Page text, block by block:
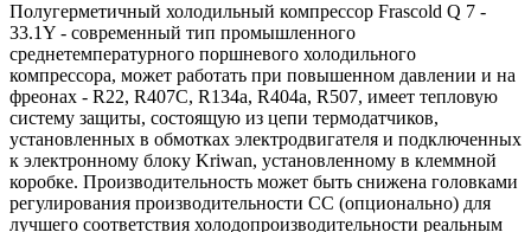
Полугерметичный холодильный компрессор Frascold Q 7 -
33.1Y - современный тип промышленного
среднетемпературного поршневого холодильного
компрессора, может работать при повышенном давлении и на
фреонах - R22, R407C, R134a, R404a, R507, имеет тепловую
систему защиты, состоящую из цепи термодатчиков,
установленных в обмотках электродвигателя и подключенных
к электронному блоку Kriwan, установленному в клеммной
коробке. Производительность может быть снижена головками
регулирования производительности CC (опционально) для
лучшего соответствия холодопроизводительности реальным